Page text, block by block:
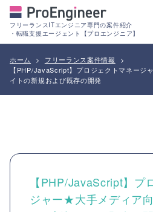
フリーランスITエンジニア専門の案件紹介
・転職支援エージェント【プロエンジニア】
ホーム > フリーランス案件情報
>
【PHP/JavaScript】プロジェクトマネー
イトの新規および既存の開発
【PHP/JavaScript】プ
ジャー★大手メディア